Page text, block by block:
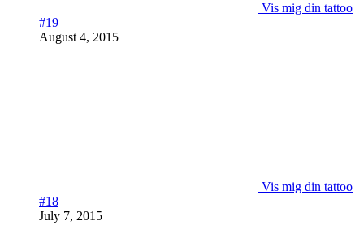
Vis mig din tattoo
#19
August 4, 2015
Vis mig din tattoo
#18
July 7, 2015